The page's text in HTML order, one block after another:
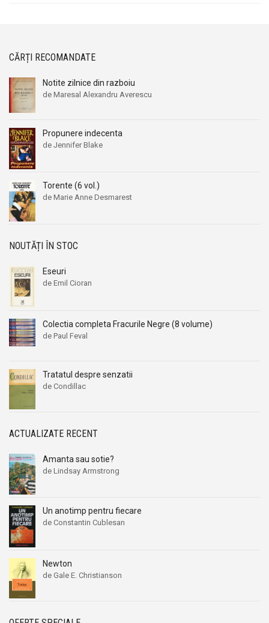
CĂRȚI RECOMANDATE
Notite zilnice din razboiu
de Maresal Alexandru Averescu
Propunere indecenta
de Jennifer Blake
Torente (6 vol.)
de Marie Anne Desmarest
NOUTĂȚI ÎN STOC
Eseuri
de Emil Cioran
Colectia completa Fracurile Negre (8 volume)
de Paul Feval
Tratatul despre senzatii
de Condillac
ACTUALIZATE RECENT
Amanta sau sotie?
de Lindsay Armstrong
Un anotimp pentru fiecare
de Constantin Cublesan
Newton
de Gale E. Christianson